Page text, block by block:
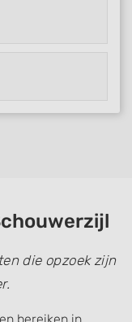
die opzoek zijn